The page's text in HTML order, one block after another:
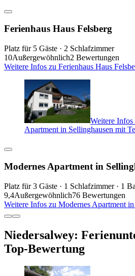
Ferienhaus Haus Felsberg
Platz für 5 Gäste · 2 Schlafzimmer
10Außergewöhnlich2 Bewertungen
Weitere Infos zu Ferienhaus Haus
Weitere
Apartment in Sellinghausen mit
Modernes Apartment in
Platz für 3 Gäste · 1 Schlafzimmer · 1
9,4Außergewöhnlich76 Bewertungen
Weitere Infos zu Modernes Apartment
Niedersalwey:
Top-Bewertung